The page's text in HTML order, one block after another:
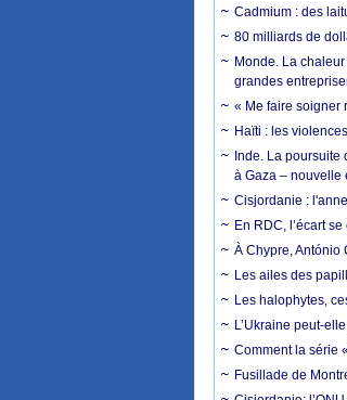
Cadmium : des
80 milliards de
Monde. La
grandes
« Me faire soigner
Haïti : les
Inde. La
à Gaza – nouvelle
Cisjordanie :
En RDC, l’écart
À Chypre, António
Les ailes des
Les halophytes,
L’Ukraine peut-
Comment la série
Fusillade de